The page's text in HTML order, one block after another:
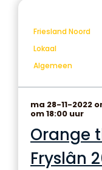
Friesland Noord
Lokaal
Algemeen
ma 28-11-2022
om 18:00 uur
Orange
Fryslân